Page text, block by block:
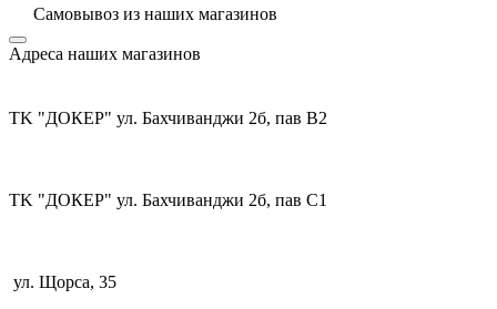
Самовывоз из наших магазинов
Адреса наших магазинов
TK "ДОКЕР" ул. Бахчиванджи 2б, пав В2
TK "ДОКЕР" ул. Бахчиванджи 2б, пав С1
ул. Щорса, 35